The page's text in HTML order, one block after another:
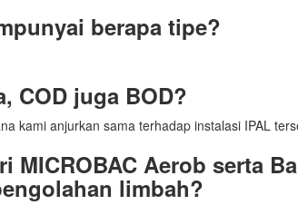
berapa tipe?
COD juga BOD?
kami anjurkan sama terhadap instalasi IPAL
MICROBAC Aerob serta
limbah?